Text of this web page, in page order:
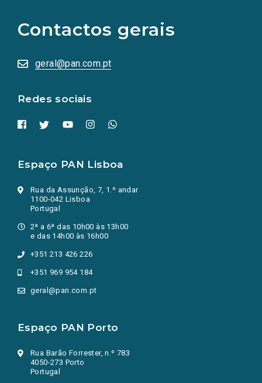
Contactos gerais
geral@pan.com.pt
Redes sociais
redes
sociais
numa
nova
Espaço PAN Lisboa
Rua da Assunção, 7, 1.º andar
1100-042 Lisboa
Portugal
2ª a 6ª das 10h00 às 13h00
e das 14h00 às 16h00
+351 213 426 226
+351 969 954 184
geral@pan.com.pt
Espaço PAN Porto
Rua Barão Forrester, n.º 783
4050-273 Porto
Portugal